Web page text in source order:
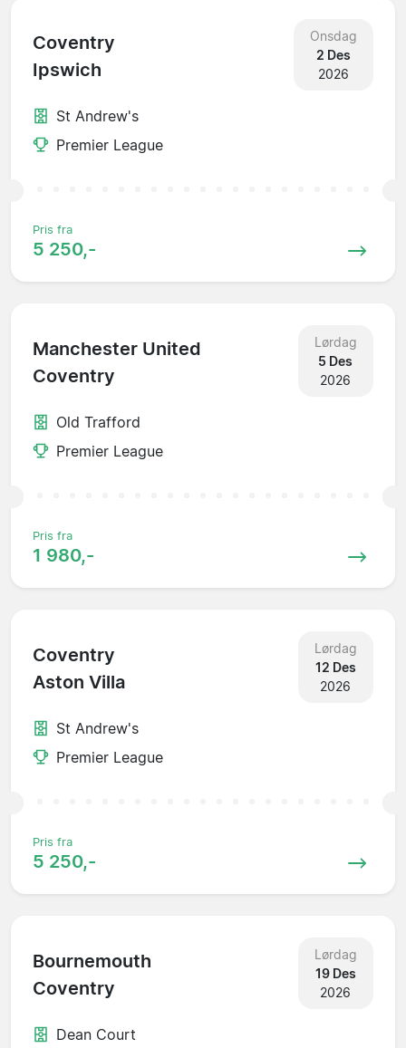
Coventry
Ipswich
Onsdag
2 Des
2026
St Andrew's
Premier League
Pris fra
5 250,-
Manchester United
Coventry
Lørdag
5 Des
2026
Old Trafford
Premier League
Pris fra
1 980,-
Coventry
Aston Villa
Lørdag
12 Des
2026
St Andrew's
Premier League
Pris fra
5 250,-
Bournemouth
Coventry
Lørdag
19 Des
2026
Dean Court